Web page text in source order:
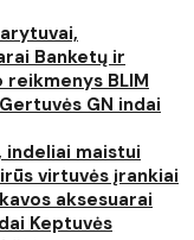
Banketų ir
reikmenys BLIM
Gertuvės GN indai
maistui
virtuvės įrankiai
aksesuarai
Keptuvės